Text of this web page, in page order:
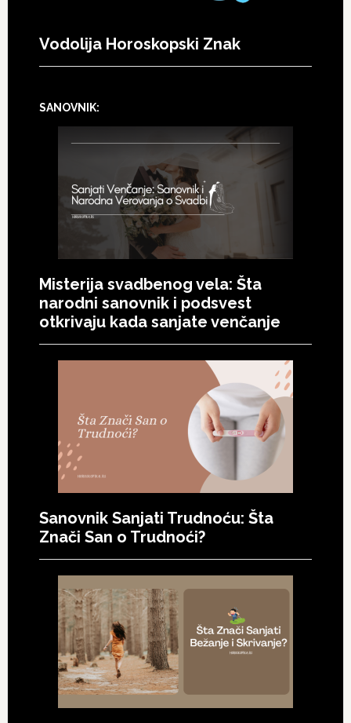
Vodolija Horoskopski Znak
SANOVNIK:
Misterija svadbenog vela: Šta
narodni sanovnik i podsvest
otkrivaju kada sanjate venčanje
Sanovnik Sanjati Trudnoću: Šta
Znači San o Trudnoći?